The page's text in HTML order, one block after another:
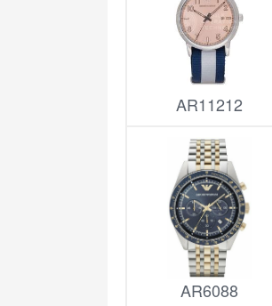
AR11212
AR6088